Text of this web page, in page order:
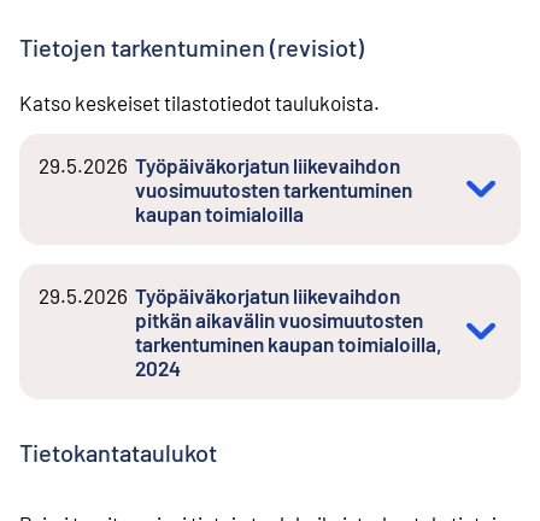
Tietojen tarkentuminen (revisiot)
Katso keskeiset tilastotiedot taulukoista.
29.5.2026 Työpäiväkorjatun liikevaihdon
vuosimuutosten tarkentuminen
kaupan toimialoilla
29.5.2026 Työpäiväkorjatun liikevaihdon
pitkän aikavälin vuosimuutosten
tarkentuminen kaupan toimialoilla,
2024
Tietokantataulukot